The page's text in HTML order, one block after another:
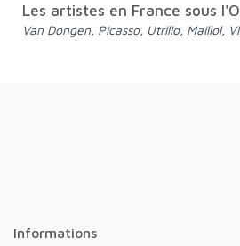
Les artistes en France sous
Van Dongen, Picasso, Utrillo, Maillol,
Informations